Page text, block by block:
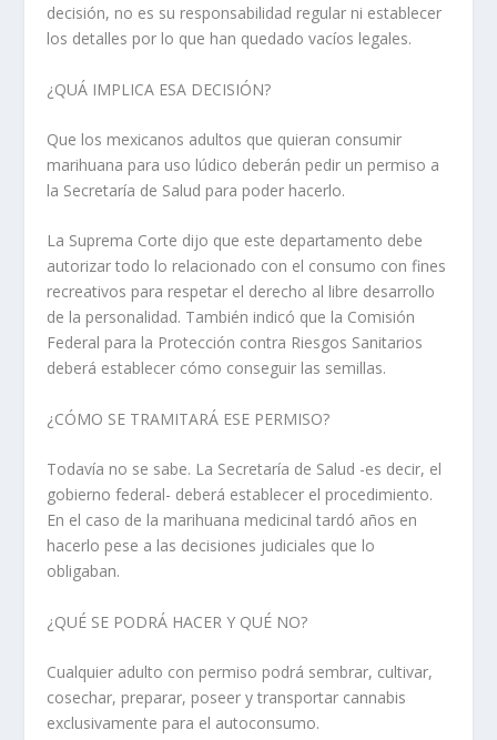
decisión, no es su responsabilidad regular ni establecer
los detalles por lo que han quedado vacíos legales.
¿QUÁ IMPLICA ESA DECISIÓN?
Que los mexicanos adultos que quieran consumir
marihuana para uso lúdico deberán pedir un permiso a
la Secretaría de Salud para poder hacerlo.
La Suprema Corte dijo que este departamento debe
autorizar todo lo relacionado con el consumo con fines
recreativos para respetar el derecho al libre desarrollo
de la personalidad. También indicó que la Comisión
Federal para la Protección contra Riesgos Sanitarios
deberá establecer cómo conseguir las semillas.
¿CÓMO SE TRAMITARÁ ESE PERMISO?
Todavía no se sabe. La Secretaría de Salud -es decir, el
gobierno federal- deberá establecer el procedimiento.
En el caso de la marihuana medicinal tardó años en
hacerlo pese a las decisiones judiciales que lo
obligaban.
¿QUÉ SE PODRÁ HACER Y QUÉ NO?
Cualquier adulto con permiso podrá sembrar, cultivar,
cosechar, preparar, poseer y transportar cannabis
exclusivamente para el autoconsumo.